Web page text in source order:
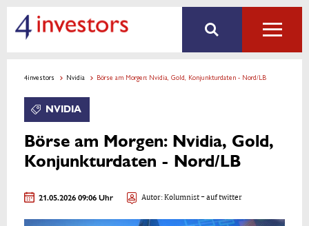
4investors Nvidia Börse am Morgen: Nvidia, Gold, Konjunkturdaten - Nord/LB
NVIDIA
Börse am Morgen: Nvidia, Gold,
Konjunkturdaten - Nord/LB
21.05.2026 09:06 Uhr Autor:Kolumnist- auf twitter